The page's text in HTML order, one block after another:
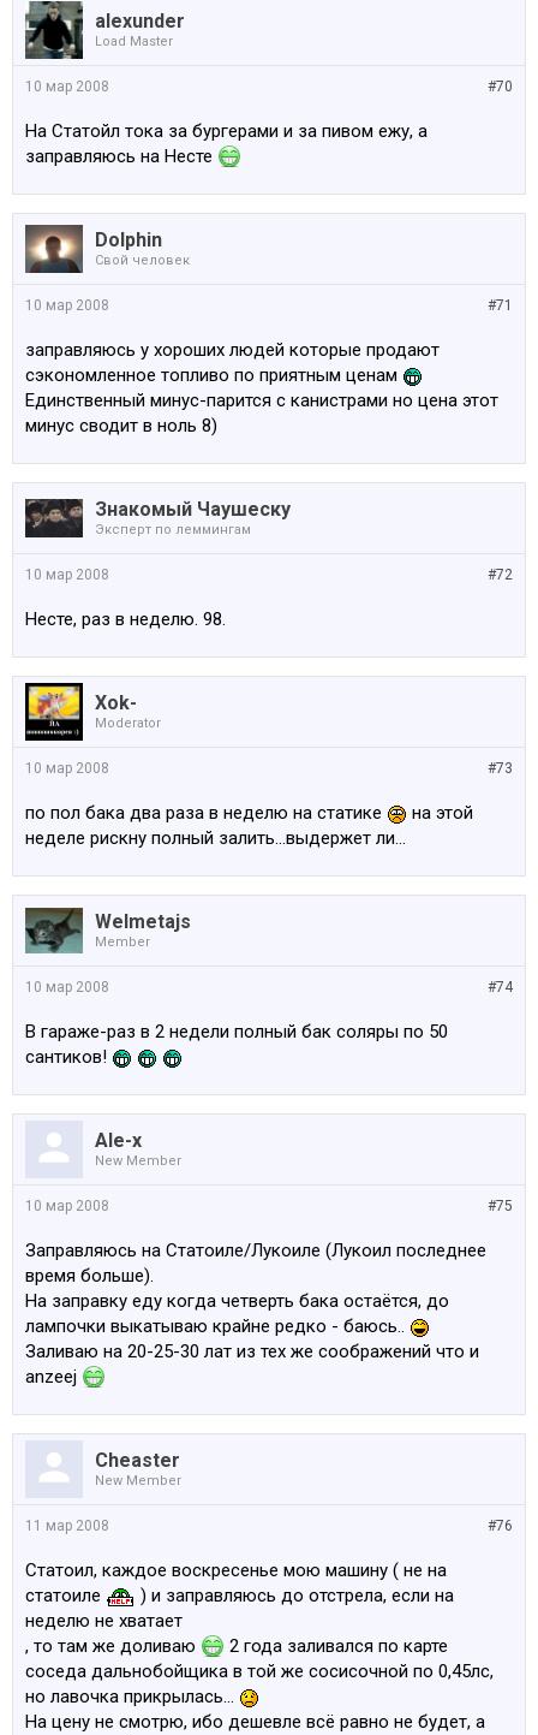
alexunder
Load Master
#70
10 мар 2008
На Статойл тока за бургерами и за пивом ежу, а
заправляюсь на Несте
Dolphin
Свой человек
#71
10 мар 2008
заправляюсь у хороших людей которые продают
сэкономленное топливо по приятным ценам
Единственный минус-парится с канистрами но цена этот
минус сводит в ноль 8)
Знакомый Чаушеску
Эксперт по леммингам
#72
10 мар 2008
Несте, раз в неделю. 98.
Xok-
Moderator
#73
10 мар 2008
по пол бака два раза в неделю на статике
на этой
неделе рискну полный залить...выдержет ли...
Welmetajs
Member
#74
10 мар 2008
В гараже-раз в 2 недели полный бак соляры по 50
сантиков!
Ale-x
New Member
#75
10 мар 2008
Заправляюсь на Статоиле/Лукоиле (Лукоил последнее
время больше).
На заправку еду когда четверть бака остаётся, до
лампочки выкатываю крайне редко - баюсь..
Заливаю на 20-25-30 лат из тех же соображений что и
anzeej
Cheaster
New Member
#76
11 мар 2008
Статоил, каждое воскресенье мою машину ( не на
статоиле
) и заправляюсь до отстрела, если на
неделю не хватает
, то там же доливаю
2 года заливался по карте
соседа дальнобойщика в той же сосисочной по 0,45лс,
но лавочка прикрылась...
На цену не смотрю, ибо дешевле всё равно не будет, а